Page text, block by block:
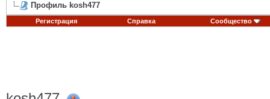
Профиль kosh477
Регистрация Справка Сообщество